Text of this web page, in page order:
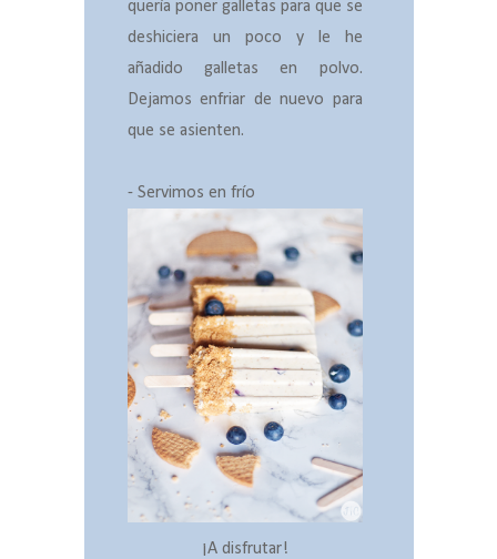
quería poner galletas para que se
deshiciera un poco y le he
añadido galletas en polvo.
Dejamos enfriar de nuevo para
que se asienten.
- Servimos en frío
¡A disfrutar!